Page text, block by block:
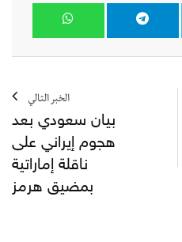
الخبر التالي
بيان سعودي بعد
هجوم إيراني على
ناقلة إماراتية
بمضيق هرمز